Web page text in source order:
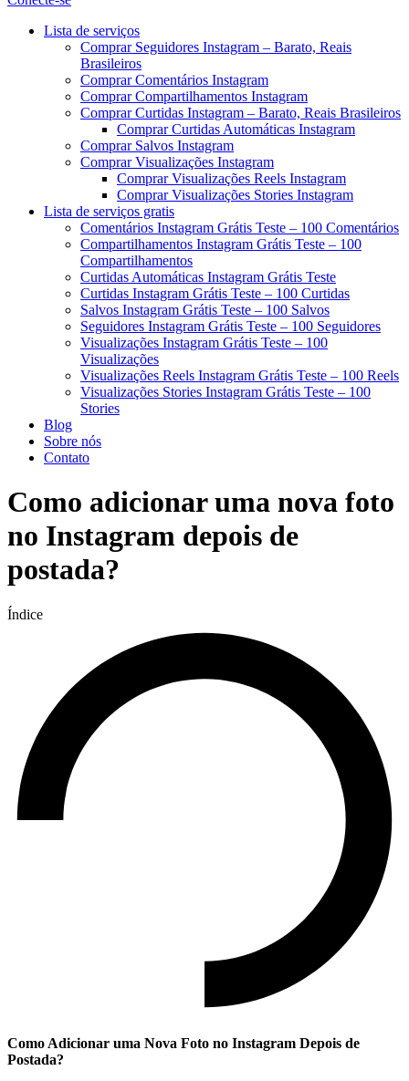
Menu
Lista de serviços
Comprar Seguidores Instagram – Barato, Reais
Brasileiros
Comprar Comentários Instagram
Comprar Compartilhamentos Instagram
Comprar Curtidas Instagram – Barato, Reais Brasileiros
Comprar Curtidas Automáticas Instagram
Comprar Salvos Instagram
Comprar Visualizações Instagram
Comprar Visualizações Reels Instagram
Comprar Visualizações Stories Instagram
Lista de serviços gratis
Comentários Instagram Grátis Teste – 100 Comentários
Compartilhamentos Instagram Grátis Teste – 100
Compartilhamentos
Curtidas Automáticas Instagram Grátis Teste
Curtidas Instagram Grátis Teste – 100 Curtidas
Salvos Instagram Grátis Teste – 100 Salvos
Seguidores Instagram Grátis Teste – 100 Seguidores
Visualizações Instagram Grátis Teste – 100
Visualizações
Visualizações Reels Instagram Grátis Teste – 100 Reels
Visualizações Stories Instagram Grátis Teste – 100
Stories
Blog
Sobre nós
Contato
Como adicionar uma nova foto
no Instagram depois de
postada?
Índice
Como Adicionar uma Nova Foto no Instagram Depois de
Postada?